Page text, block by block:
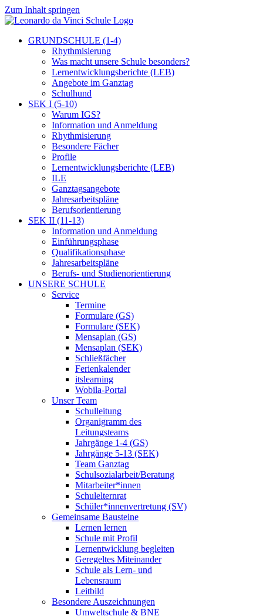
Zum Inhalt springen
GRUNDSCHULE (1-4)
Rhythmisierung
Was macht unsere Schule besonders?
Lernentwicklungsberichte (LEB)
Angebote im Ganztag
Schulhund
SEK I (5-10)
Warum IGS?
Information und Anmeldung
Rhythmisierung
Besondere Fächer
Profile
Lernentwicklungsberichte (LEB)
ILE
Ganztagsangebote
Jahresarbeitspläne
Berufsorientierung
SEK II (11-13)
Information und Anmeldung
Einführungsphase
Qualifikationsphase
Jahresarbeitspläne
Berufs- und Studienorientierung
UNSERE SCHULE
Service
Termine
Formulare (GS)
Formulare (SEK)
Mensaplan (GS)
Mensaplan (SEK)
Schließfächer
Ferienkalender
itslearning
Wobila-Portal
Unser Team
Schulleitung
Organigramm des
Leitungsteams
Jahrgänge 1-4 (GS)
Jahrgänge 5-13 (SEK)
Team Ganztag
Schulsozialarbeit/Beratung
Mitarbeiter*innen
Schulelternrat
Schüler*innenvertretung (SV)
Gemeinsame Bausteine
Lernen lernen
Schule mit Profil
Lernentwicklung begleiten
Geregeltes Miteinander
Schule als Lern- und
Lebensraum
Leitbild
Besondere Auszeichnungen
Umweltschule & BNE